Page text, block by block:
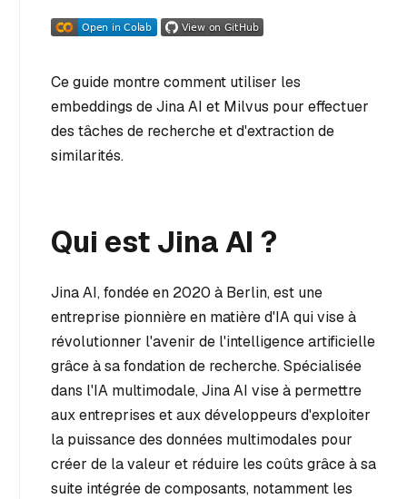
Ce guide montre comment utiliser les
embeddings de Jina AI et Milvus pour effectuer
des tâches de recherche et d'extraction de
similarités.
Qui est Jina AI ?
Jina AI, fondée en 2020 à Berlin, est une
entreprise pionnière en matière d'IA qui vise à
révolutionner l'avenir de l'intelligence artificielle
grâce à sa fondation de recherche. Spécialisée
dans l'IA multimodale, Jina AI vise à permettre
aux entreprises et aux développeurs d'exploiter
la puissance des données multimodales pour
créer de la valeur et réduire les coûts grâce à sa
suite intégrée de composants, notamment les